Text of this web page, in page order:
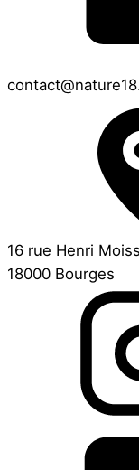
16 rue Henri
18000 Bourges